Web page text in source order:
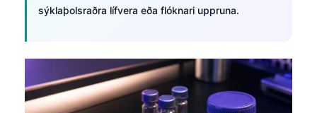
sýklaþolsraðra lífvera eða flóknari uppruna.